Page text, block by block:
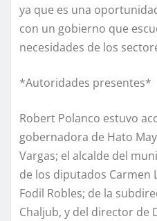
ya que es una
con un gobierno que
necesidades de los
*Autoridades presentes*
Robert Polanco estuvo
gobernadora de Hato
Vargas; el alcalde del
de los diputados Carmen
Fodil Robles; de la
Chaljub, y del director de